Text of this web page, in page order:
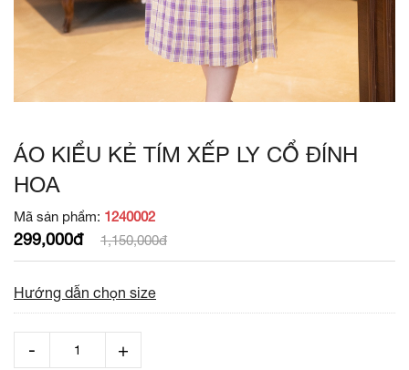
ÁO KIỂU KẺ TÍM XẾP LY CỔ ĐÍNH
HOA
Mã sản phẩm: 1240002
299,000đ 1,150,000đ
Hướng dẫn chọn size